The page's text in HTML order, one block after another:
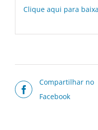
Clique aqui para
Compartilhar no
Facebook